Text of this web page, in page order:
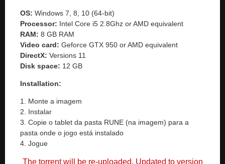
OS: Windows 7, 8, 10 (64-bit)
Processor: Intel Core i5 2.8Ghz or AMD equivalent
RAM: 8 GB RAM
Video card: Geforce GTX 950 or AMD equivalent
DirectX: Versions 11
Disk space: 12 GB
Installation:
1. Monte a imagem
2. Instalar
3. Copie o tablet da pasta RUNE (na imagem) para a
pasta onde o jogo está instalado
4. Jogue
The torrent will be re-uploaded. Updated to version